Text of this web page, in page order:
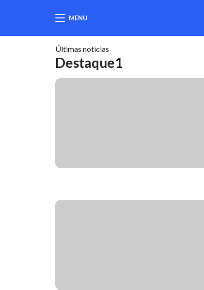
MENU
404
Últimas noticias
Destaque1